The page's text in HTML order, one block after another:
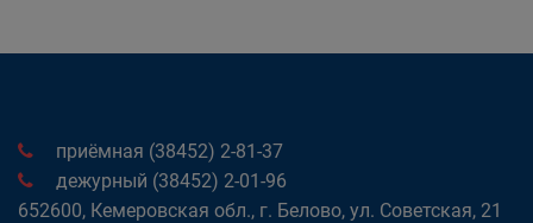
приёмная (38452) 2-81-37
дежурный (38452) 2-01-96
652600, Кемеровская обл., г. Белово, ул. Советская, 21